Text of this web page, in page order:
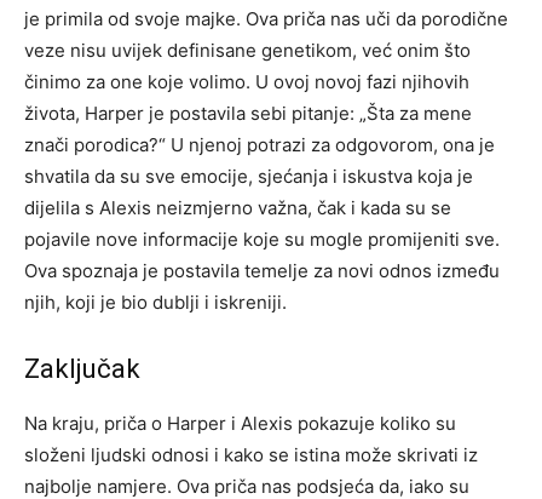
je primila od svoje majke. Ova priča nas uči da porodične
veze nisu uvijek definisane genetikom, već onim što
činimo za one koje volimo. U ovoj novoj fazi njihovih
života, Harper je postavila sebi pitanje: „Šta za mene
znači porodica?“ U njenoj potrazi za odgovorom, ona je
shvatila da su sve emocije, sjećanja i iskustva koja je
dijelila s Alexis neizmjerno važna, čak i kada su se
pojavile nove informacije koje su mogle promijeniti sve.
Ova spoznaja je postavila temelje za novi odnos između
njih, koji je bio dublji i iskreniji.
Zaključak
Na kraju, priča o Harper i Alexis pokazuje koliko su
složeni ljudski odnosi i kako se istina može skrivati iz
najbolje namjere. Ova priča nas podsjeća da, iako su